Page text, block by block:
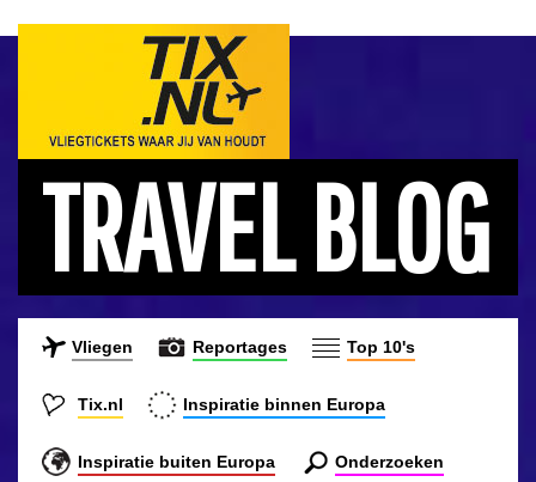
TRAVEL BLOG
Vliegen Reportages Top 10's
Tix.nl Inspiratie binnen Europa
Inspiratie buiten Europa Onderzoeken